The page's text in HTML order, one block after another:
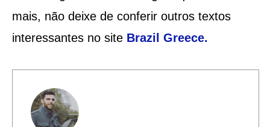
mais, não deixe de conferir outros textos
interessantes no site Brazil Greece.